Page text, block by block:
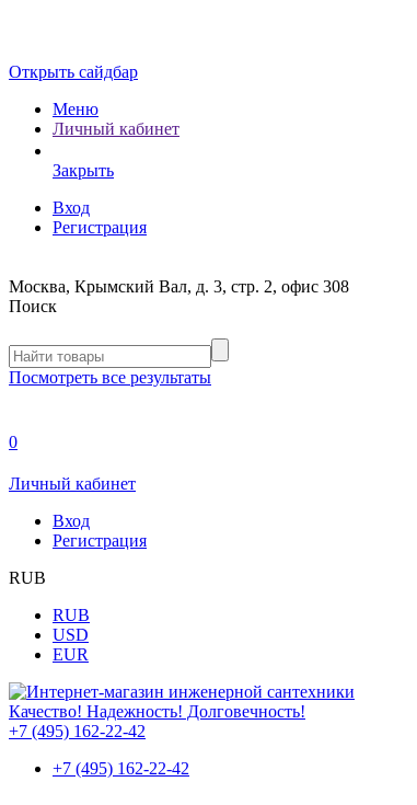
Открыть сайдбар
Меню
Личный кабинет
Закрыть
Вход
Регистрация
Москва, Крымский Вал, д. 3, стр. 2, офис 308
Поиск
Посмотреть все результаты
0
Личный кабинет
Вход
Регистрация
RUB
RUB
USD
EUR
Качество! Надежность! Долговечность!
+7 (495) 162-22-42
+7 (495) 162-22-42